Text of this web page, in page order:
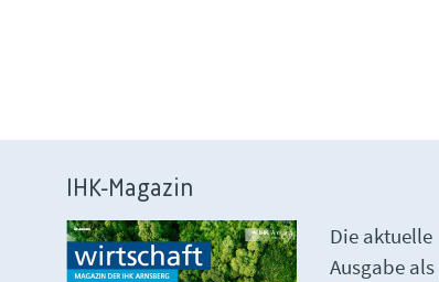
IHK-Magazin
Die aktuelle
Ausgabe als